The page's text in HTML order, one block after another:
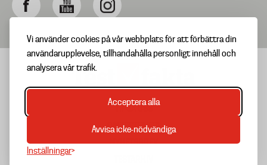
Vi använder cookies på vår webbplats för att förbättra din
användarupplevelse, tillhandahålla personligt innehåll och
analysera vår trafik.
Acceptera alla
Avvisa icke-nödvändiga
Inställningar
Footer
menu
TIPSA OSS
OM TESTFAKTA
NYHETSBREV